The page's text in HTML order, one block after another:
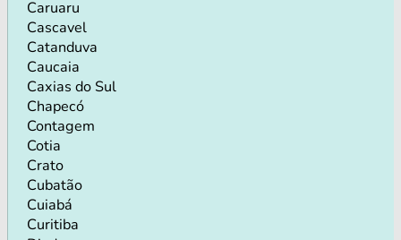
Caruaru
Cascavel
Catanduva
Caucaia
Caxias do Sul
Chapecó
Contagem
Cotia
Crato
Cubatão
Cuiabá
Curitiba